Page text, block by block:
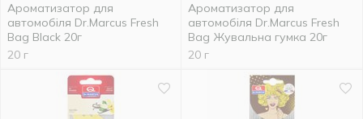
Ароматизатор для
автомобіля Dr.Marcus Fresh
Bag Black 20г
20 г
Ароматизатор для
автомобіля Dr.Marcus Fresh
Bag Жувальна гумка 20г
20 г